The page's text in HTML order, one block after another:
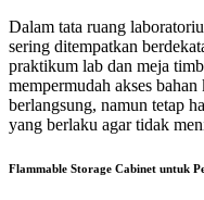
Dalam tata ruang
sering ditempatkan
praktikum lab dan meja
mempermudah akses
berlangsung, namun tetap
yang berlaku agar tidak
Flammable Storage Cabinet untuk